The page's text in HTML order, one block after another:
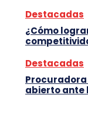
Destacadas
¿Cómo
Destacadas
abierto ante